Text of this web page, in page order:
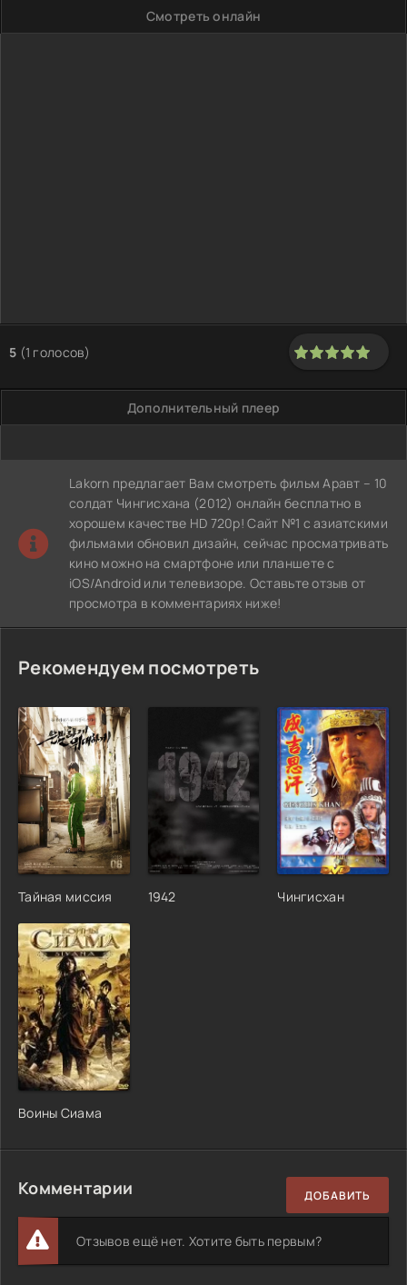
Смотреть онлайн
5 (1 голосов)
Дополнительный плеер
Lakorn предлагает Вам смотреть фильм Аравт – 10
солдат Чингисхана (2012) онлайн бесплатно в
хорошем качестве HD 720p! Сайт №1 с азиатскими
фильмами обновил дизайн, сейчас просматривать
кино можно на смартфоне или планшете с
iOS/Android или телевизоре. Оставьте отзыв от
просмотра в комментариях ниже!
Рекомендуем посмотреть
Тайная миссия 1942 Чингисхан
Воины Сиама
Комментарии ДОБАВИТЬ
Отзывов ещё нет. Хотите быть первым?